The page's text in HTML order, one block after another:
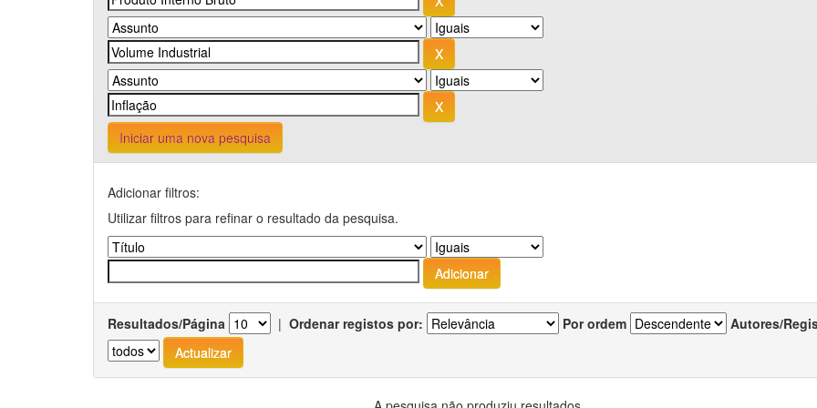
Iniciar uma nova pesquisa
Adicionar filtros:
Utilizar filtros para refinar o resultado da pesquisa.
Resultados/Página | Ordenar registos por: Por ordem Autores/